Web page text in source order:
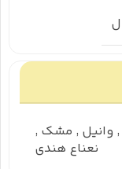
, وانیل , مشک ,
نعناع هندی